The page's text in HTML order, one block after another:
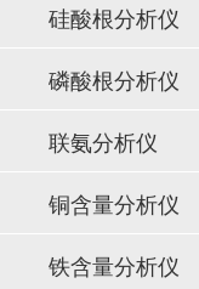
硅酸根分析仪
磷酸根分析仪
联氨分析仪
铜含量分析仪
铁含量分析仪